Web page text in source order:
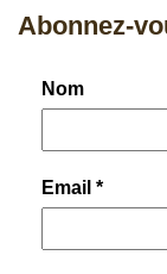
Abonnez-
Nom
Email *